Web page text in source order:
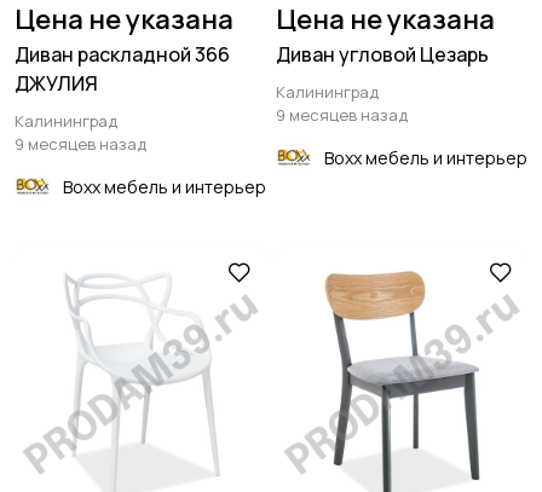
Цена не указана
Диван раскладной 366
ДЖУЛИЯ
Калининград
9 месяцев назад
Boxx мебель и интерьер
Цена не указана
Диван угловой Цезарь
Калининград
9 месяцев назад
Boxx мебель и интерьер